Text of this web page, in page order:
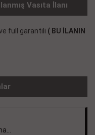
Vasıta İlanı
full garantili ( BU İLANIN